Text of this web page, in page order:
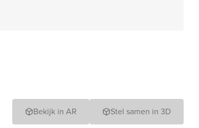
Bekijk in AR Stel samen in 3D